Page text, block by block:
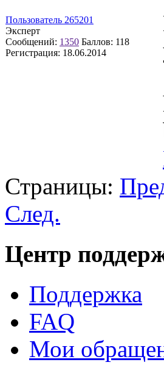
Пользователь 265201
Эксперт
Сообщений: 1350 Баллов: 118
Регистрация: 18.06.2014
Страницы:
След.
Центр
Поддержка
FAQ
Мои